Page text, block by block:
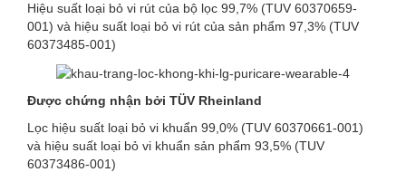
Hiệu suất loại bỏ vi rút của bộ lọc 99,7% (TUV 60370659-
001) và hiệu suất loại bỏ vi rút của sản phẩm 97,3% (TUV
60373485-001)
Được chứng nhận bởi TÜV Rheinland
Lọc hiệu suất loại bỏ vi khuẩn 99,0% (TUV 60370661-001)
và hiệu suất loại bỏ vi khuẩn sản phẩm 93,5% (TUV
60373486-001)